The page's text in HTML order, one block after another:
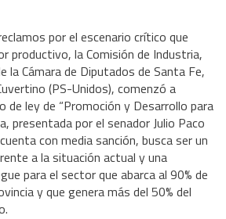
por el escenario crítico que
productivo, la Comisión de Industria,
la Cámara de Diputados de Santa Fe,
(PS-Unidos), comenzó a
de ley de “Promoción y Desarrollo para
presentada por el senador Julio Paco
con media sanción, busca ser un
a la situación actual y una
para el sector que abarca al 90% de
y que genera más del 50% del